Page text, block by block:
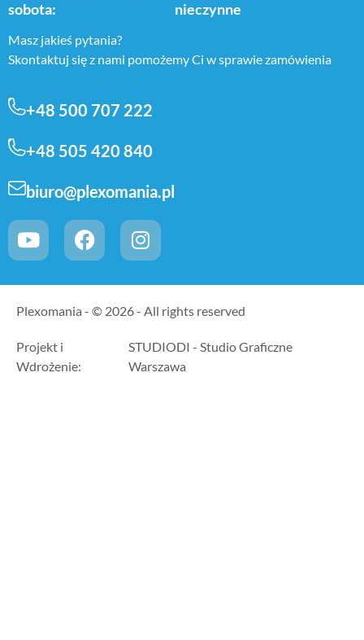
sobota:
nieczynne
Masz jakieś pytania?
Skontaktuj się z nami pomożemy Ci w sprawie zamówienia
+48 500 707 222
+48 505 420 840
biuro@plexomania.pl
Plexomania - © 2026 - All rights reserved
Projekt i
Wdrożenie:
STUDIODI - Studio Graficzne
Warszawa